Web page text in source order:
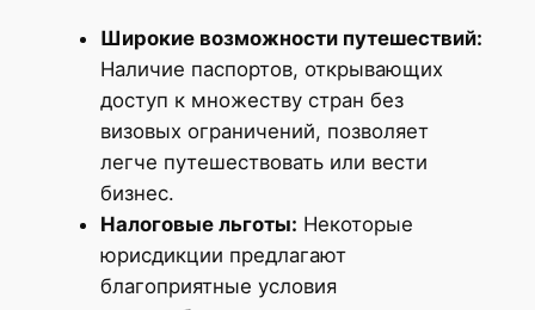
Широкие возможности путешествий:
Наличие паспортов, открывающих
доступ к множеству стран без
визовых ограничений, позволяет
легче путешествовать или вести
бизнес.
Налоговые льготы: Некоторые
юрисдикции предлагают
благоприятные условия